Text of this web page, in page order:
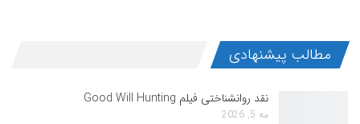
مطالب پیشنهادی
نقد روانشناختی فیلم Good Will Hunting
مه 5, 2026